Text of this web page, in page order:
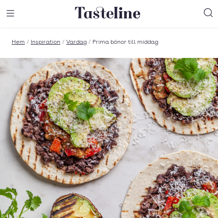
Till Tastelines startsida
Hem / Inspiration / Vardag / Prima bönor till middag